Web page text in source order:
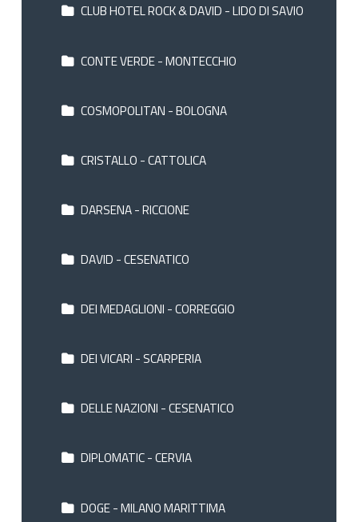
CLUB HOTEL ROCK & DAVID - LIDO DI SAVIO
CONTE VERDE - MONTECCHIO
COSMOPOLITAN - BOLOGNA
CRISTALLO - CATTOLICA
DARSENA - RICCIONE
DAVID - CESENATICO
DEI MEDAGLIONI - CORREGGIO
DEI VICARI - SCARPERIA
DELLE NAZIONI - CESENATICO
DIPLOMATIC - CERVIA
DOGE - MILANO MARITTIMA